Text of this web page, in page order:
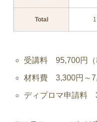
Total
受講料 95,700円（
材料費 3,300円～
ディプロマ申請料